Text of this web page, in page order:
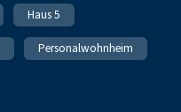
Haus 5
Personalwohnheim